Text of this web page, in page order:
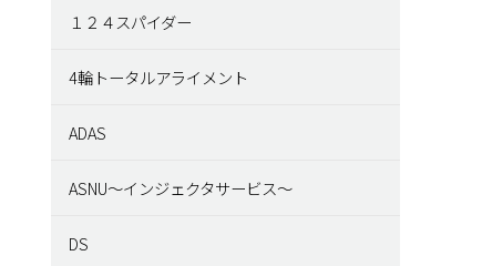
１２４スパイダー
4輪トータルアライメント
ADAS
ASNU～インジェクタサービス～
DS